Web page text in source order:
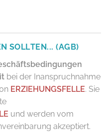
SOLLTEN... (AGB)
bei der Inanspruchnahme
ERZIEHUNGSFELLE. Sie
und werden vom
akzeptiert.